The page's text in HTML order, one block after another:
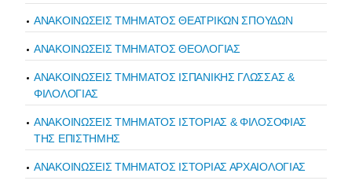
ΑΝΑΚΟΙΝΩΣΕΙΣ ΤΜΗΜΑΤΟΣ ΘΕΑΤΡΙΚΩΝ ΣΠΟΥΔΩΝ
ΑΝΑΚΟΙΝΩΣΕΙΣ ΤΜΗΜΑΤΟΣ ΘΕΟΛΟΓΙΑΣ
ΑΝΑΚΟΙΝΩΣΕΙΣ ΤΜΗΜΑΤΟΣ ΙΣΠΑΝΙΚΗΣ ΓΛΩΣΣΑΣ &
ΦΙΛΟΛΟΓΙΑΣ
ΑΝΑΚΟΙΝΩΣΕΙΣ ΤΜΗΜΑΤΟΣ ΙΣΤΟΡΙΑΣ & ΦΙΛΟΣΟΦΙΑΣ
ΤΗΣ ΕΠΙΣΤΗΜΗΣ
ΑΝΑΚΟΙΝΩΣΕΙΣ ΤΜΗΜΑΤΟΣ ΙΣΤΟΡΙΑΣ ΑΡΧΑΙΟΛΟΓΙΑΣ